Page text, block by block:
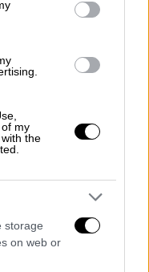
my
the
storage
on web or
, αν και το
πόλης θα
θανάτου.
το
και στη
Η υγεία της
τα τελευταία
οικογένεια.
σε μικρή
αρχοντικό της